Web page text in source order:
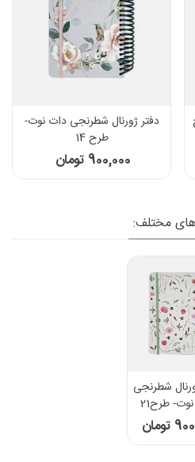
دفتر ژورنال شطرنجی دات نوت-
طرح 14
900,000 تومان
شطرنجی
طرح21